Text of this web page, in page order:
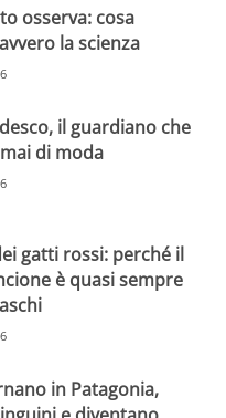
osserva: cosa
la scienza
il guardiano che
di moda
gatti rossi: perché il
è quasi sempre
in Patagonia,